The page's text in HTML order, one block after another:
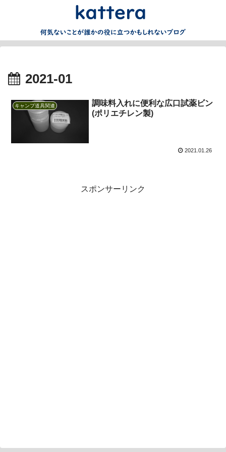
2021-01
キャンプ道具関連
調味料入れに便利な広口試薬ビン
(ポリエチレン製)
2021.01.26
スポンサーリンク